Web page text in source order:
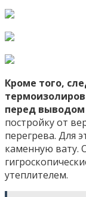
Кроме того,
перед
постройку от
перегрева. Для
каменную вату.
утеплителем.